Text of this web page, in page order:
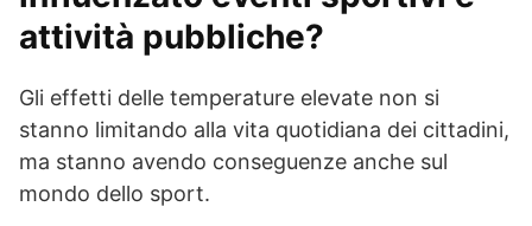
attività pubbliche?
Gli effetti delle temperature elevate non si
stanno limitando alla vita quotidiana dei cittadini,
ma stanno avendo conseguenze anche sul
mondo dello sport.